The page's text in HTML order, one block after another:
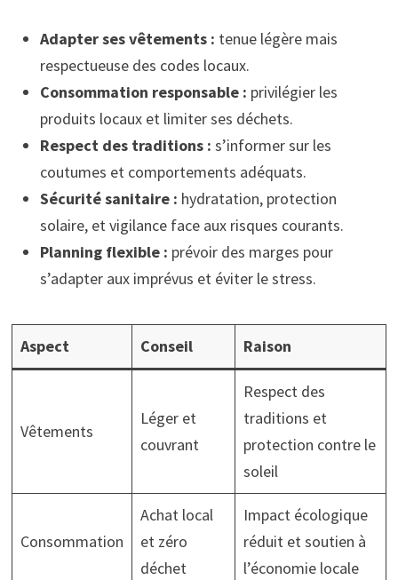
Adapter ses vêtements : tenue légère mais
respectueuse des codes locaux.
Consommation responsable : privilégier les
produits locaux et limiter ses déchets.
Respect des traditions : s’informer sur les
coutumes et comportements adéquats.
Sécurité sanitaire : hydratation, protection
solaire, et vigilance face aux risques courants.
Planning flexible : prévoir des marges pour
s’adapter aux imprévus et éviter le stress.
Aspect Conseil Raison
Vêtements
Léger et
couvrant
Respect des
traditions et
protection contre le
soleil
Consommation
Achat local
et zéro
déchet
Impact écologique
réduit et soutien à
l’économie locale